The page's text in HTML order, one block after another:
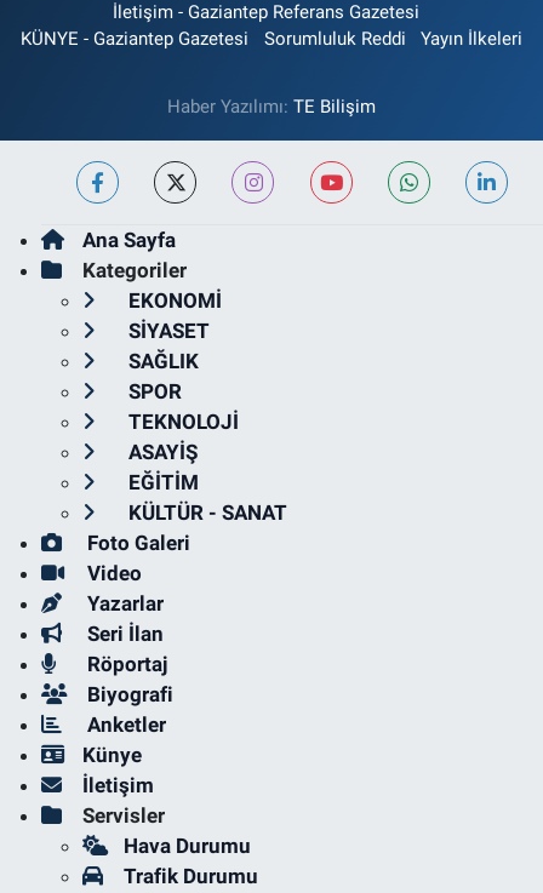
İletişim - Gaziantep Referans Gazetesi
KÜNYE - Gaziantep Gazetesi
Sorumluluk Reddi Yayın İlkeleri
Haber Yazılımı: TE Bilişim
Ana Sayfa
Kategoriler
EKONOMİ
SİYASET
SAĞLIK
SPOR
TEKNOLOJİ
ASAYİŞ
EĞİTİM
KÜLTÜR - SANAT
Foto Galeri
Video
Yazarlar
Seri İlan
Röportaj
Biyografi
Anketler
Künye
İletişim
Servisler
Hava Durumu
Trafik Durumu